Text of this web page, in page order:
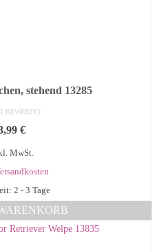
stehend 13285
BEWERTET
€
MwSt.
2 - 3 Tage